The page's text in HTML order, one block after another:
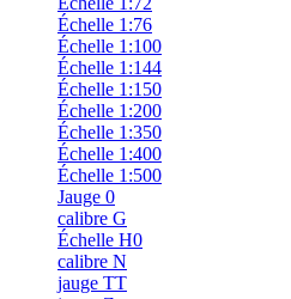
Échelle 1:76
Échelle 1:100
Échelle 1:144
Échelle 1:150
Échelle 1:200
Échelle 1:350
Échelle 1:400
Échelle 1:500
Jauge 0
calibre G
Échelle H0
calibre N
jauge TT